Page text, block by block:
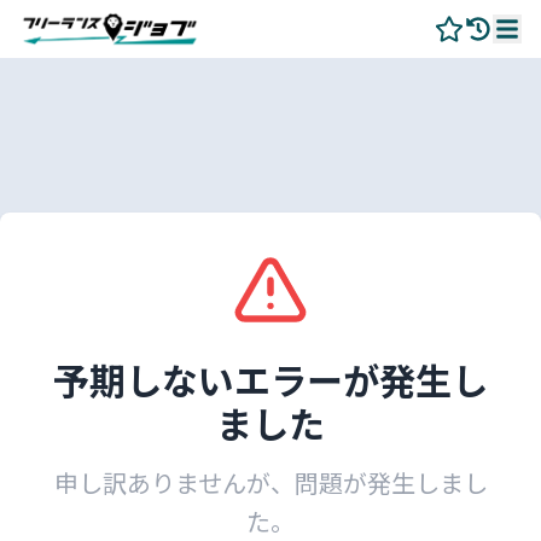
予期しないエラーが発生し
ました
申し訳ありませんが、問題が発生しまし
た。